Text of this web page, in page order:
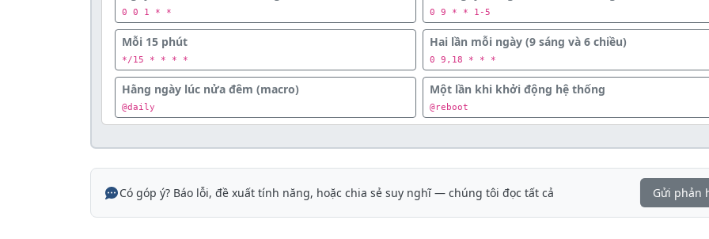
0 0 1 * * 0 9 * * 1-5
Mỗi 15 phút
*/15 * * * *
Hai lần mỗi ngày (9 sáng và 6 chiều)
0 9,18 * * *
Hằng ngày lúc nửa đêm (macro)
@daily
Một lần khi khởi động hệ thống
@reboot
Có góp ý? Báo lỗi, đề xuất tính năng, hoặc chia sẻ suy nghĩ — chúng tôi đọc tất cả Gửi phản